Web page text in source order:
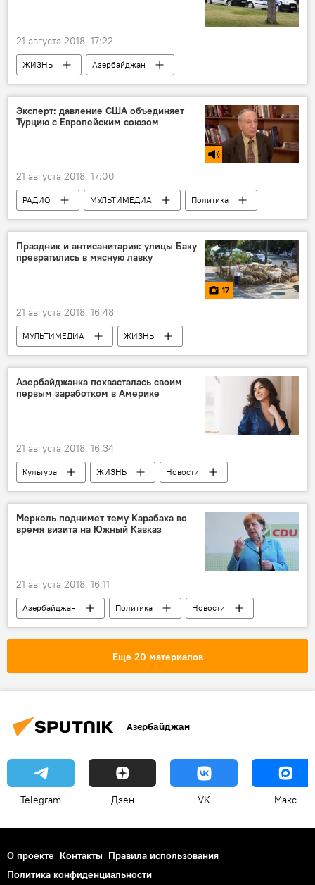
21 августа 2018, 17:22
ЖИЗНЬ
Азербайджан
Происшествия
Новости
имущество
иностранка
позариться
Эксперт: давление США объединяет
Турцию с Европейским союзом
21 августа 2018, 17:00
РАДИО МУЛЬТИМЕДИА
Политика
АНАЛИТИКА
Новости
Новости мира
Праздник и антисанитария: улицы Баку
превратились в мясную лавку
17
21 августа 2018, 16:48
МУЛЬТИМЕДИА
ЖИЗНЬ
Азербайджан
Фото
Новости
Здоровье
Курбан байрам
Жертва
Азербайджанка похвасталась своим
первым заработком в Америке
21 августа 2018, 16:34
Культура ЖИЗНЬ
Новости
Новости мира
Экономика
США
заработок
азербайджанка
Меркель поднимет тему Карабаха во
время визита на Южный Кавказ
21 августа 2018, 16:11
Азербайджан Политика
Новости
Новости мира
Еще 20 материалов
Азербайджан
Telegram Дзен VK Макс
О проекте Контакты Правила использования
Политика конфиденциальности